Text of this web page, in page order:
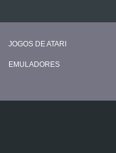
JOGOS DE ATARI
EMULADORES